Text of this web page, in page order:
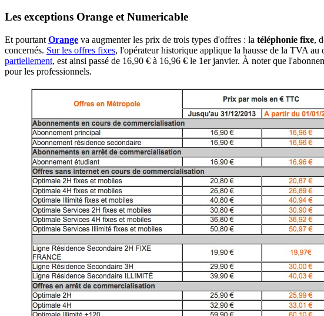
Les exceptions Orange et Numericable
Et pourtant Orange va augmenter les prix de trois types d'offres : la téléphonie fixe,
concernés. Sur les offres fixes, l'opérateur historique applique la hausse de la TVA
partiellement, est ainsi passé de 16,90 € à 16,96 € le 1er janvier. À noter que
pour les professionnels.